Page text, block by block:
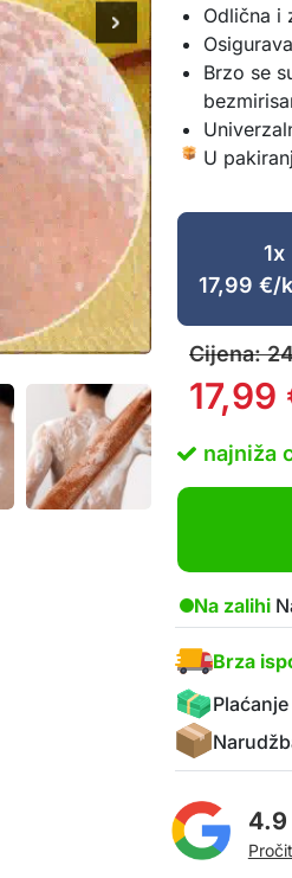
Odlična i
Brzo se
U
1x
17,99€/
Cijena:
17,99
najniža
Na zalihi
Brza
4.9